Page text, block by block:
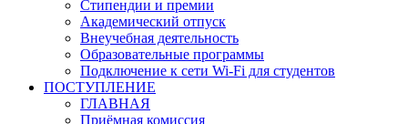
Стипендии и премии
Академический отпуск
Внеучебная деятельность
Образовательные программы
Подключение к сети Wi-Fi для студентов
ПОСТУПЛЕНИЕ
ГЛАВНАЯ
Приёмная комиссия